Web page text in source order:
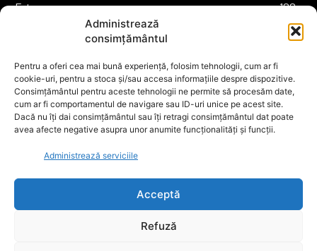
Administrează
consimțământul
Pentru a oferi cea mai bună experiență, folosim tehnologii, cum ar fi
cookie-uri, pentru a stoca și/sau accesa informațiile despre dispozitive.
Consimțământul pentru aceste tehnologii ne permite să procesăm date,
cum ar fi comportamentul de navigare sau ID-uri unice pe acest site.
Dacă nu îți dai consimțământul sau îți retragi consimțământul dat poate
avea afecte negative asupra unor anumite funcționalități și funcții.
Administrează serviciile
Acceptă
Refuză
Externe
188
175
Tehnologie
Financiar
160
ABUZURI
158
Social
Educatie
Cultura
149